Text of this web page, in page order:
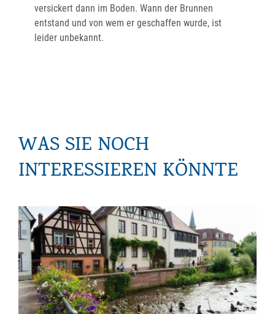
versickert dann im Boden. Wann der Brunnen
entstand und von wem er geschaffen wurde, ist
leider unbekannt.
WAS SIE NOCH
INTERESSIEREN KÖNNTE